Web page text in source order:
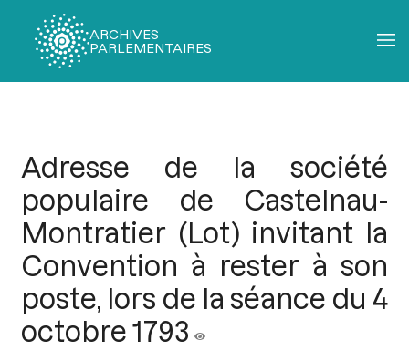
ARCHIVES
PARLEMENTAIRES
Adresse de la société
populaire de Castelnau-
Montratier (Lot) invitant la
Convention à rester à son
poste, lors de la séance du 4
octobre 1793